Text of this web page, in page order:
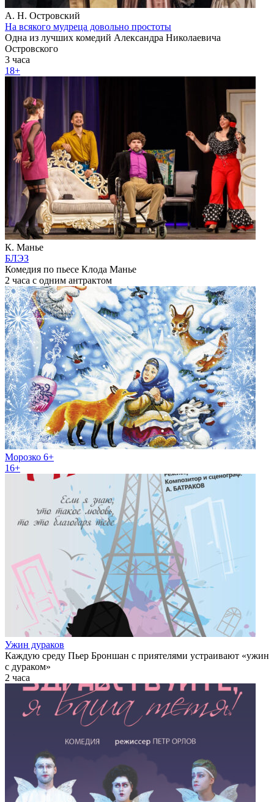
А. Н. Островский
На всякого мудреца довольно простоты
Одна из лучших комедий Александра Николаевича
Островского
3 часа
18+
К. Манье
БЛЭЗ
Комедия по пьесе Клода Манье
2 часа с одним антрактом
Морозко 6+
16+
Ужин дураков
Каждую среду Пьер Броншан с приятелями устраивают «ужин
с дураком»
2 часа